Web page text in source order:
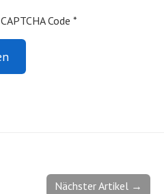
CAPTCHA Code *
Nächster Artikel →